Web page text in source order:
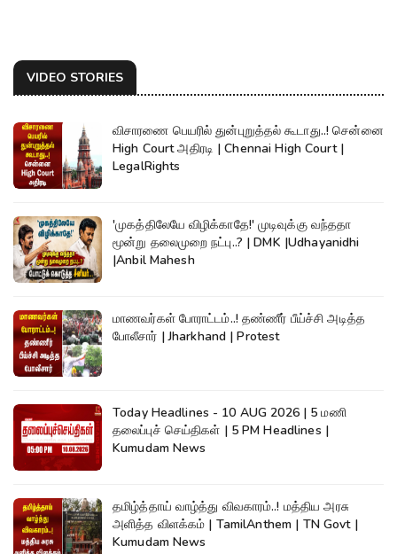
VIDEO STORIES
விசாரணை பெயரில் துன்புறுத்தல் கூடாது..! சென்னை
High Court அதிரடி | Chennai High Court |
LegalRights
'முகத்திலேயே விழிக்காதே!' முடிவுக்கு வந்ததா
மூன்று தலைமுறை நட்பு..? | DMK |Udhayanidhi
|Anbil Mahesh
மாணவர்கள் போராட்டம்..! தண்ணீர் பீய்ச்சி அடித்த
போலீசார் | Jharkhand | Protest
Today Headlines - 10 AUG 2026 | 5 மணி
தலைப்புச் செய்திகள் | 5 PM Headlines |
Kumudam News
தமிழ்த்தாய் வாழ்த்து விவகாரம்..! மத்திய அரசு
அளித்த விளக்கம் | TamilAnthem | TN Govt |
Kumudam News